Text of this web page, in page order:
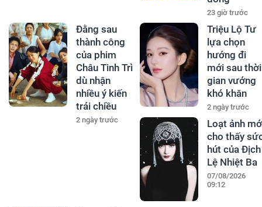
23 giờ trước
Đằng sau
thành công
của phim
Châu Tinh Trì
dù nhận
nhiều ý kiến
trái chiều
2 ngày trước
Triệu Lộ Tư
lựa chọn
hướng đi
mới sau thời
gian vướng
khó khăn
2 ngày trước
Loạt ảnh
cho thấy
hút của Địch
Lệ Nhiệt Ba
07/08/2026
09:12